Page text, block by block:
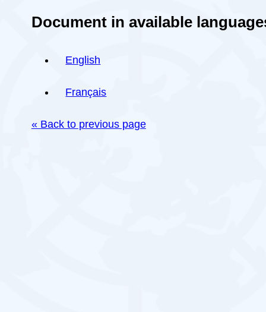
Document in available
English
Français
« Back to previous page